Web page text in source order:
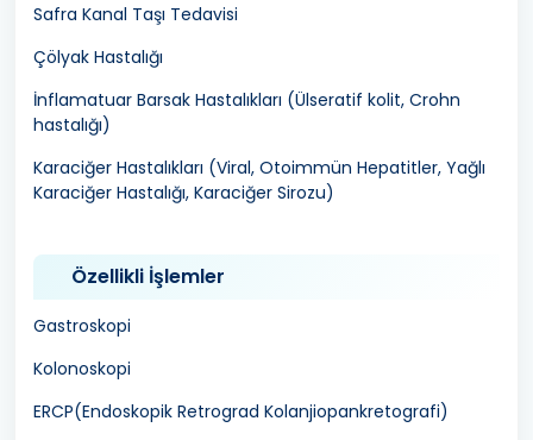
Safra Kanal Taşı Tedavisi
Çölyak Hastalığı
İnflamatuar Barsak Hastalıkları (Ülseratif kolit, Crohn
hastalığı)
Karaciğer Hastalıkları (Viral, Otoimmün Hepatitler, Yağlı
Karaciğer Hastalığı, Karaciğer Sirozu)
Özellikli İşlemler
Gastroskopi
Kolonoskopi
ERCP(Endoskopik Retrograd Kolanjiopankretografi)